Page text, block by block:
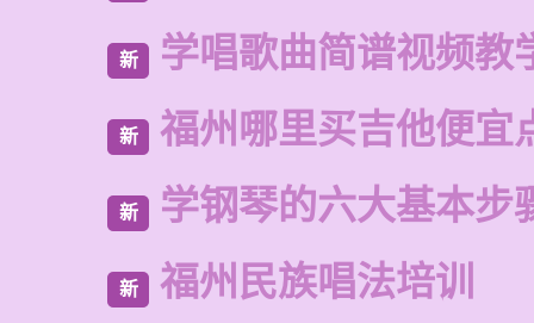
新 学唱歌曲简谱视频教
新 福州哪里买吉他便宜
新 学钢琴的六大基本步
新 福州民族唱法培训